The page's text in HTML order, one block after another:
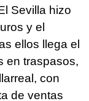
Sevilla hizo
y el
ellos llega el
en traspasos,
con
de ventas